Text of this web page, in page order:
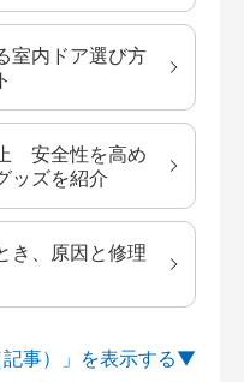
室内ドア選び方
安全性を高め
ッズを紹介
き、原因と修理
事）」を